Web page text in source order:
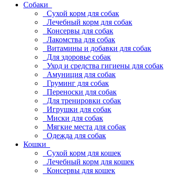
Собаки
Сухой корм для собак
Лечебный корм для собак
Консервы для собак
Лакомства для собак
Витамины и добавки для собак
Для здоровье собак
Уход и средства гигиены для собак
Амуниция для собак
Груминг для собак
Переноски для собак
Для тренировки собак
Игрушки для собак
Миски для собак
Мягкие места для собак
Одежда для собак
Кошки
Сухой корм для кошек
Лечебный корм для кошек
Консервы для кошек